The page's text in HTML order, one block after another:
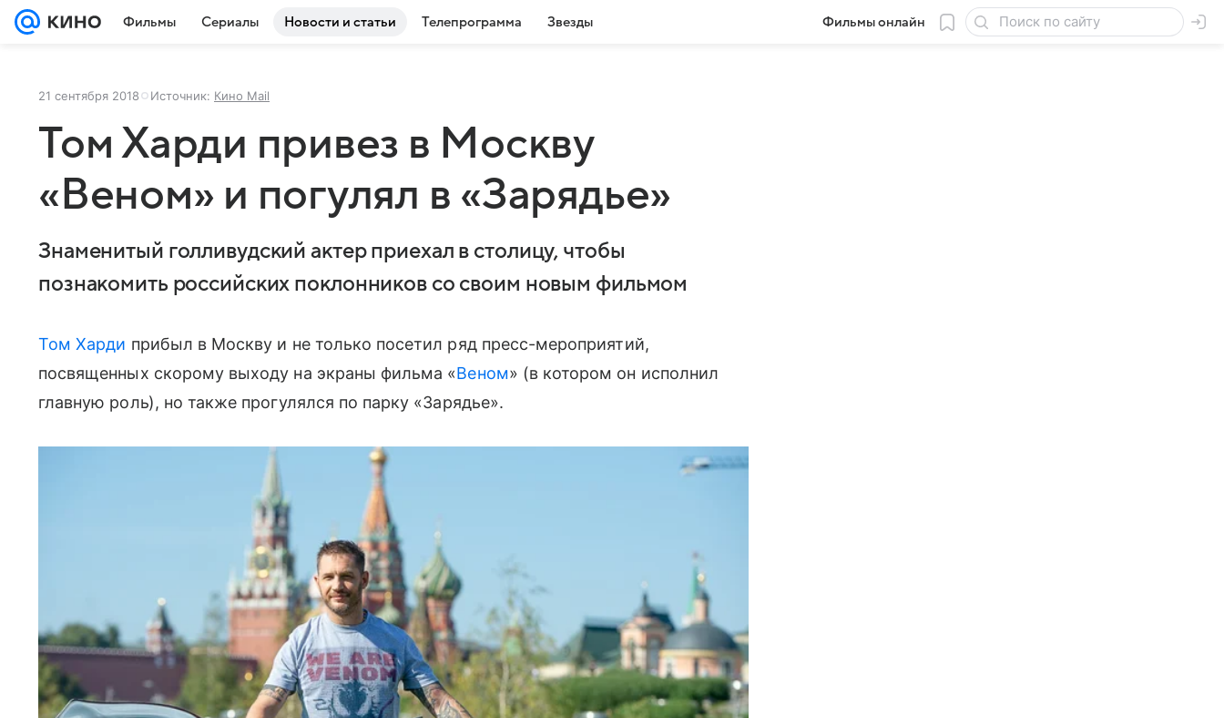
Фильмы Сериалы Новости и статьи Телепрограмма Звезды Фильмы онлайн
21 сентября 2018 Источник: Кино Mail
Том Харди привез в Москву
«Веном» и погулял в «Зарядье»
Знаменитый голливудский актер приехал в столицу, чтобы
познакомить российских поклонников со своим новым фильмом
Том Харди прибыл в Москву и не только посетил ряд пресс-мероприятий,
посвященных скорому выходу на экраны фильма «Веном» (в котором он исполнил
главную роль), но также прогулялся по парку «Зарядье».